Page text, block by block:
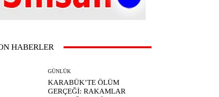
HABERLER
GÜNLÜK
KARABÜK’TE ÖLÜM
GERÇEĞİ: RAKAMLAR